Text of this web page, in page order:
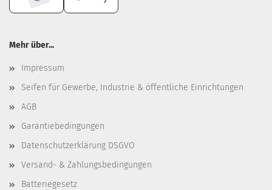
Mehr über...
Impressum
Seifen für Gewerbe, Industrie & öffentliche Einrichtungen
AGB
Garantiebedingungen
Datenschutzerklärung DSGVO
Versand- & Zahlungsbedingungen
Batteriegesetz